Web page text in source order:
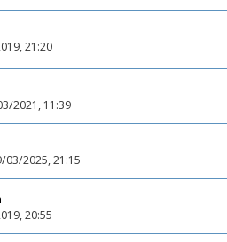
21:20
2021, 11:39
03/2025, 21:15
20:55